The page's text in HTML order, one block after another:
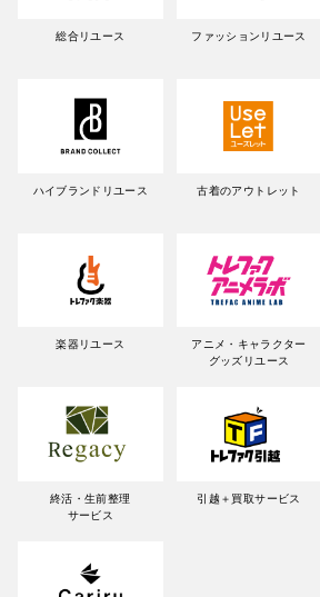
総合リユース ファッションリユース
ハイブランドリユース 古着のアウトレット
楽器リユース
アニメ・キャラクター
グッズリユース
終活・生前整理
サービス
引越＋買取サービス